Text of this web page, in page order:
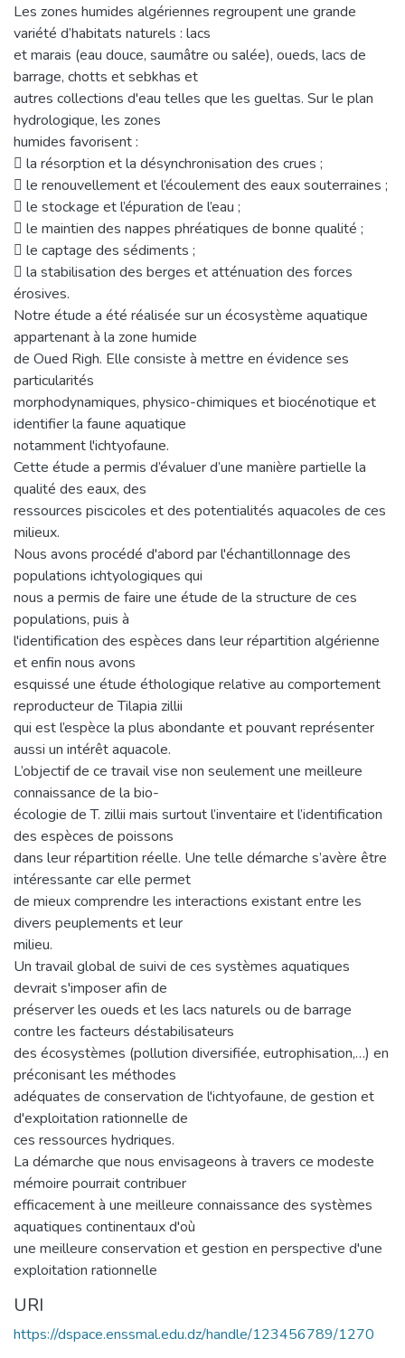
Les zones humides algériennes regroupent une grande
variété d’habitats naturels : lacs
et marais (eau douce, saumâtre ou salée), oueds, lacs de
barrage, chotts et sebkhas et
autres collections d'eau telles que les gueltas. Sur le plan
hydrologique, les zones
humides favorisent :
 la résorption et la désynchronisation des crues ;
 le renouvellement et l’écoulement des eaux souterraines ;
 le stockage et l’épuration de l’eau ;
 le maintien des nappes phréatiques de bonne qualité ;
 le captage des sédiments ;
 la stabilisation des berges et atténuation des forces
érosives.
Notre étude a été réalisée sur un écosystème aquatique
appartenant à la zone humide
de Oued Righ. Elle consiste à mettre en évidence ses
particularités
morphodynamiques, physico-chimiques et biocénotique et
identifier la faune aquatique
notamment l'ichtyofaune.
Cette étude a permis d’évaluer d’une manière partielle la
qualité des eaux, des
ressources piscicoles et des potentialités aquacoles de ces
milieux.
Nous avons procédé d'abord par l'échantillonnage des
populations ichtyologiques qui
nous a permis de faire une étude de la structure de ces
populations, puis à
l'identification des espèces dans leur répartition algérienne
et enfin nous avons
esquissé une étude éthologique relative au comportement
reproducteur de Tilapia zillii
qui est l’espèce la plus abondante et pouvant représenter
aussi un intérêt aquacole.
L’objectif de ce travail vise non seulement une meilleure
connaissance de la bio-
écologie de T. zillii mais surtout l’inventaire et l’identification
des espèces de poissons
dans leur répartition réelle. Une telle démarche s’avère être
intéressante car elle permet
de mieux comprendre les interactions existant entre les
divers peuplements et leur
milieu.
Un travail global de suivi de ces systèmes aquatiques
devrait s'imposer afin de
préserver les oueds et les lacs naturels ou de barrage
contre les facteurs déstabilisateurs
des écosystèmes (pollution diversifiée, eutrophisation,…) en
préconisant les méthodes
adéquates de conservation de l'ichtyofaune, de gestion et
d'exploitation rationnelle de
ces ressources hydriques.
La démarche que nous envisageons à travers ce modeste
mémoire pourrait contribuer
efficacement à une meilleure connaissance des systèmes
aquatiques continentaux d'où
une meilleure conservation et gestion en perspective d'une
exploitation rationnelle
URI
https://dspace.enssmal.edu.dz/handle/123456789/1270